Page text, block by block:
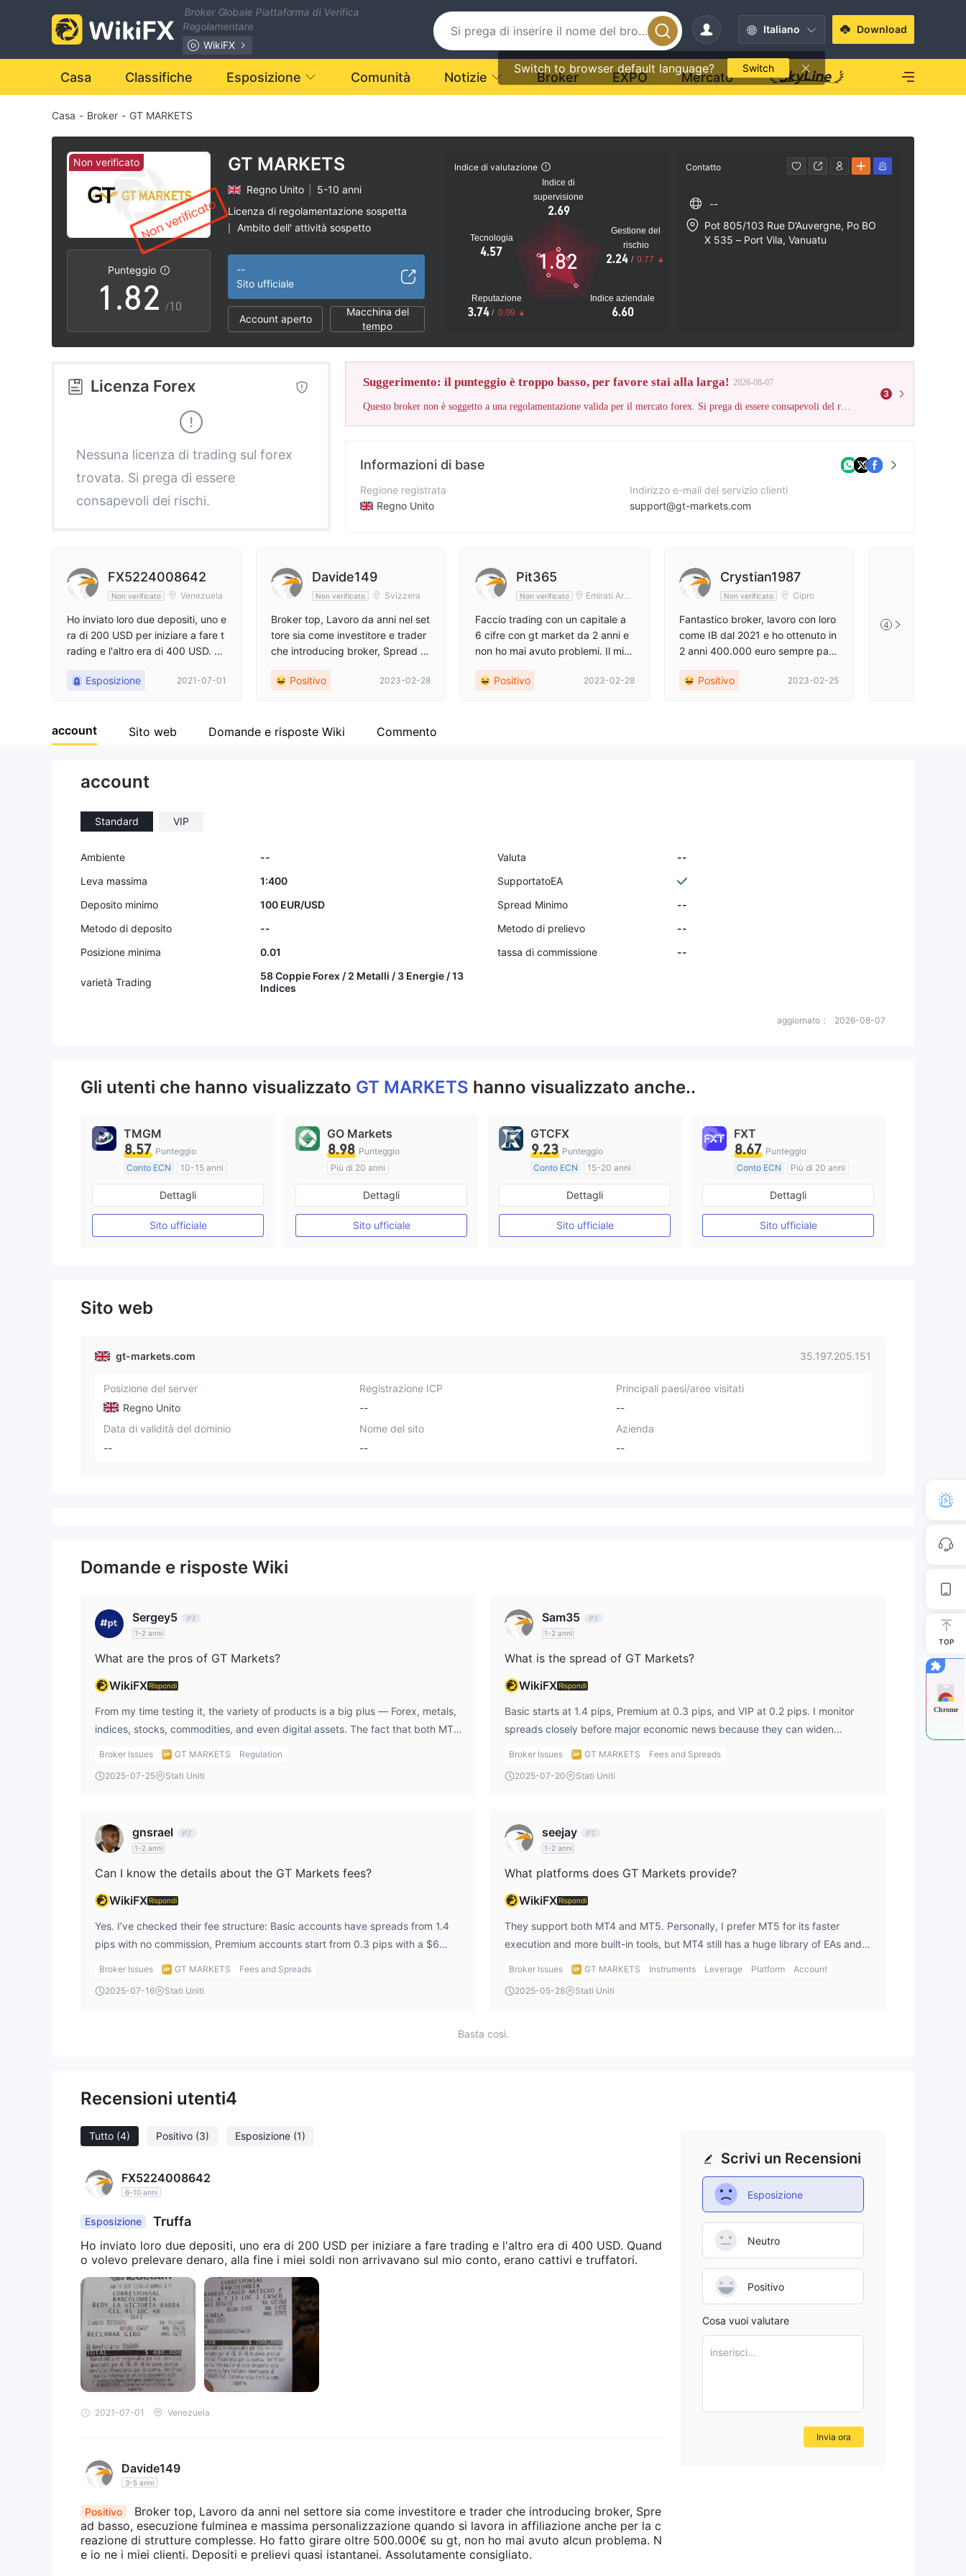
Broker Globale Piattaforma di Verifica
Regolamentare
WikiFX
Italiano
Switch to browser default language? Switch
Download
Casa Classifiche Esposizione Comunità Notizie Broker EXPO Mercato
Casa - Broker - GT MARKETS
Non verificato
Punteggio
0
1
2
3
5
6
8
9
.
2
3
4
5
6
7
8
9
0
1
2
3
4
6
7
9
/10
GT MARKETS
Regno Unito
5-10 anni
Licenza di regolamentazione sospetta
Ambito dell' attività sospetto
--
Sito ufficiale
Account aperto
Macchina del
tempo
Indice di valutazione
Indice di
supervisione
2.69
Tecnologia
4.57
Reputazione
3.74 / 0.09
Indice aziendale
6.60
Gestione del
rischio
2.24 / 0.77
1.82
Contatto
--
Pot 805/103 Rue D’Auvergne, Po BO
X 535 – Port Vila, Vanuatu
Licenza Forex
Nessuna licenza di trading sul forex
trovata. Si prega di essere
consapevoli dei rischi.
Suggerimento: il punteggio è troppo basso, per favore stai alla larga! 2026-08-07
Questo broker non è soggetto a una regolamentazione valida per il mercato forex. Si prega di essere consapevoli del rischio!
3
Informazioni di base
Regione registrata
Regno Unito
Azienda
GT Markets Broker
Indirizzo e-mail del servizio clienti
support@gt-markets.com
Indirizzo dell'azienda
FX5224008642
Non verificato Venezuela
Ho inviato loro due depositi, uno e
ra di 200 USD per iniziare a fare t
rading e l'altro era di 400 USD. Q
lla fine i miei soldi non arrivavano
Esposizione 2021-07-01
Davide149
Non verificato Svizzera
Broker top, Lavoro da anni nel set
tore sia come investitore e trader
che introducing broker, Spread b
ima personalizzazione quando si l
Ho fatto girare oltre 500.000€ su
Positivo 2023-02-28
Pit365
Non verificato
Emirati Arab
Faccio trading con un capitale a
6 cifre con gt market da 2 anni e
non ho mai avuto problemi. Il migli
nde diffusione, esecuzione rapida
Positivo 2023-02-28
Crystian1987
Non verificato Cipro
Fantastico broker, lavoro con loro
come IB dal 2021 e ho ottenuto in
2 anni 400.000 euro sempre pag
ndizioni di spread mt5
Positivo 2023-02-25
4
account Sito web Domande e risposte Wiki Commento
account
Standard VIP
Ambiente -- Valuta
--
Leva massima
1:400
SupportatoEA
Deposito minimo
100 EUR/USD Spread Minimo
--
Metodo di deposito
-- Metodo di prelievo
--
Posizione minima
0.01 tassa di commissione --
varietà Trading
58 Coppie Forex / 2 Metalli / 3 Energie / 13
Indices
aggiornato： 2026-08-07
Gli utenti che hanno visualizzato GT MARKETS hanno visualizzato anche..
TMGM
8.57 Punteggio
Conto ECN
10-15 anni
Regolamentato in Australia
Market Making (MM)
Etichetta principale MT4
Dettagli
Sito ufficiale
GO Markets
8.98 Punteggio
Più di 20 anni
Regolamentato in Australia
Market Making (MM)
cTrader
Dettagli
Sito ufficiale
GTCFX
9.23 Punteggio
Conto ECN
15-20 anni
Regolamentato in Regno Unito
Market Making (MM)
Etichetta principale MT4
Dettagli
Sito ufficiale
FXT
8.67 Punteggio
Conto ECN
Più di 20 anni
Regolamentato in Australia
Market Making (MM)
Etichetta principale MT4
Dettagli
Sito ufficiale
Sito web
gt-markets.com 35.197.205.151
Posizione del server
Regno Unito
Registrazione ICP
--
Principali paesi/aree visitati
--
Data di validità del dominio
--
Nome del sito
--
Azienda
--
Domande e risposte Wiki
Sergey5
1-2 anni
What are the pros of GT Markets?
WikiFXRispondi
From my time testing it, the variety of products is a big plus — Forex, metals,
indices, stocks, commodities, and even digital assets. The fact that both MT4
and MT5 are supported gives me flexibility depending on my trading style. I
other traders’ strategies.
Broker Issues GT MARKETS
Regulation
2025-07-25
Stati Uniti
Sam35
1-2 anni
What is the spread of GT Markets?
WikiFXRispondi
Basic starts at 1.4 pips, Premium at 0.3 pips, and VIP at 0.2 pips. I monitor
spreads closely before major economic news because they can widen
suddenly — something I’ve learned to do on any platform, including after an
Broker Issues GT MARKETS
Fees and Spreads
2025-07-20
Stati Uniti
gnsrael
1-2 anni
Can I know the details about the GT Markets fees?
WikiFXRispondi
Yes. I’ve checked their fee structure: Basic accounts have spreads from 1.4
pips with no commission, Premium accounts start from 0.3 pips with a $6
round-trip commission, and VIP accounts start from 0.2 pips with a $4.5
in advance — same habit I have before an adrofx login — to see if the
Broker Issues GT MARKETS
Fees and Spreads
2025-07-16
Stati Uniti
seejay
1-2 anni
What platforms does GT Markets provide?
WikiFXRispondi
They support both MT4 and MT5. Personally, I prefer MT5 for its faster
execution and more built-in tools, but MT4 still has a huge library of EAs and
indicators, which I use for some strategies. I’ve switched between both
the trade setup.
Broker Issues GT MARKETS Instruments Leverage Platform
Account
2025-05-28
Stati Uniti
Basta così.
Recensioni utenti4
Tutto (4) Positivo (3) Esposizione (1)
FX5224008642
6-10 anni
Esposizione Truffa
Ho inviato loro due depositi, uno era di 200 USD per iniziare a fare trading e l'altro era di 400 USD. Quand
o volevo prelevare denaro, alla fine i miei soldi non arrivavano sul mio conto, erano cattivi e truffatori.
2021-07-01 Venezuela
Davide149
3-5 anni
Positivo
Broker top, Lavoro da anni nel settore sia come investitore e trader che introducing broker, Spre
ad basso, esecuzione fulminea e massima personalizzazione quando si lavora in affiliazione anche per la c
reazione di strutture complesse. Ho fatto girare oltre 500.000€ su gt, non ho mai avuto alcun problema. N
e io ne i miei clienti. Depositi e prelievi quasi istantanei. Assolutamente consigliato.
Scrivi un Recensioni
Esposizione
Neutro
Positivo
Cosa vuoi valutare
inserisci...
Invia ora
TOP
Chrome